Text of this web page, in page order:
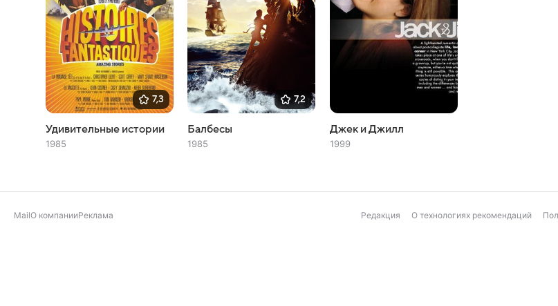
7,3
Удивительные истории
1985
7,2
Балбесы
1985
Джек и Джилл
1999
MailО компанииРеклама Редакция О технологиях рекомендаций